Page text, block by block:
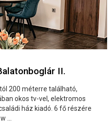
II.
200 méterre található,
okos tv-vel, elektromos
ház kiadó. 6 fő részére
...